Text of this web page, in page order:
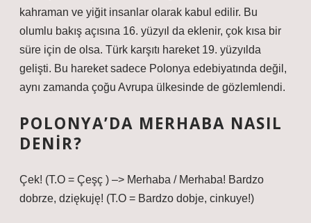
kahraman ve yiğit insanlar olarak kabul edilir. Bu
olumlu bakış açısına 16. yüzyıl da eklenir, çok kısa bir
süre için de olsa. Türk karşıtı hareket 19. yüzyılda
gelişti. Bu hareket sadece Polonya edebiyatında değil,
aynı zamanda çoğu Avrupa ülkesinde de gözlemlendi.
POLONYA’DA MERHABA NASIL
DENIR?
Çek! (T.O = Çeşç ) –> Merhaba / Merhaba! Bardzo
dobrze, dziękuję! (T.O = Bardzo dobje, cinkuye!)